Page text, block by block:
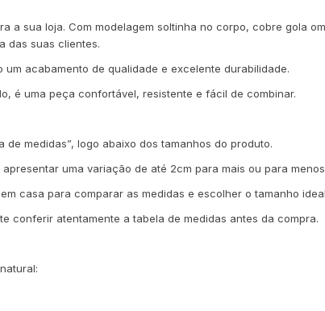
a sua loja. Com modelagem soltinha no corpo, cobre gola
das suas clientes.
acabamento de qualidade e excelente durabilidade.
é uma peça confortável, resistente e fácil de combinar.
medidas”, logo abaixo dos tamanhos do produto.
uma variação de até 2cm para mais ou para
casa para comparar as medidas e escolher o tamanho
conferir atentamente a tabela de medidas antes da compra.